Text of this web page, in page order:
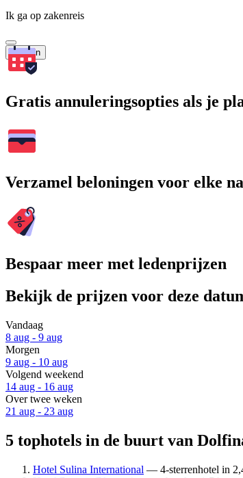
Ik ga op zakenreis
Zoeken
Gratis annuleringsopties als je
Verzamel beloningen voor elke
Bespaar meer met ledenprijzen
Bekijk de prijzen voor deze
Vandaag
8 aug - 9 aug
Morgen
9 aug - 10 aug
Volgend weekend
14 aug - 16 aug
Over twee weken
21 aug - 23 aug
5 tophotels in de buurt van
Hotel Sulina International — 4-sterrenhotel in